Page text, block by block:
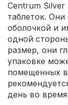
Centrum Silver
таблеток.
оболочкой и
одной
размер, они
упаковке
помещенных
день во